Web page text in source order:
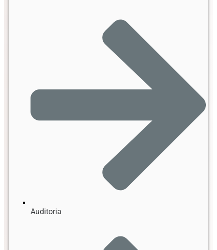
Auditoria